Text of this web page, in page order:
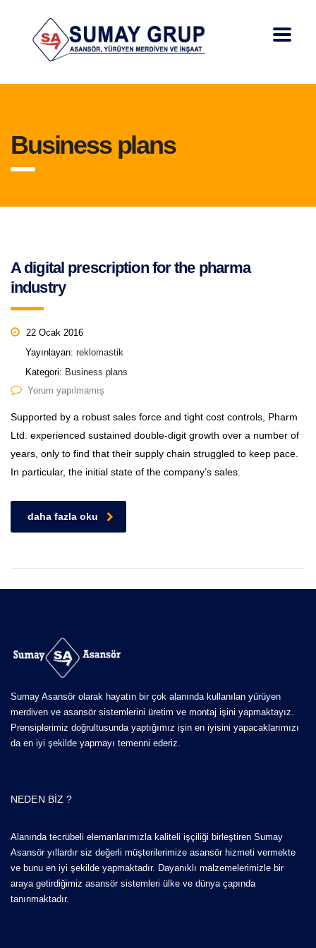
Business plans
A digital prescription for the pharma
industry
22 Ocak 2016
Yayınlayan: reklomastik
Kategori: Business plans
Yorum yapılmamış
Supported by a robust sales force and tight cost controls, Pharm
Ltd. experienced sustained double-digit growth over a number of
years, only to find that their supply chain struggled to keep pace.
In particular, the initial state of the company’s sales.
daha fazla oku
Sumay Asansör olarak hayatın bir çok alanında kullanılan yürüyen
merdiven ve asansör sistemlerini üretim ve montaj işini yapmaktayız.
Prensiplerimiz doğrultusunda yaptığımız işin en iyisini yapacaklarımızı
da en iyi şekilde yapmayı temenni ederiz.
NEDEN BIZ ?
Alanında tecrübeli elemanlarımızla kaliteli işçiliği birleştiren Sumay
Asansör yıllardır siz değerli müşterilerimize asansör hizmeti vermekte
ve bunu en iyi şekilde yapmaktadır. Dayanıklı malzemelerimizle bir
araya getirdiğimiz asansör sistemleri ülke ve dünya çapında
tanınmaktadır.